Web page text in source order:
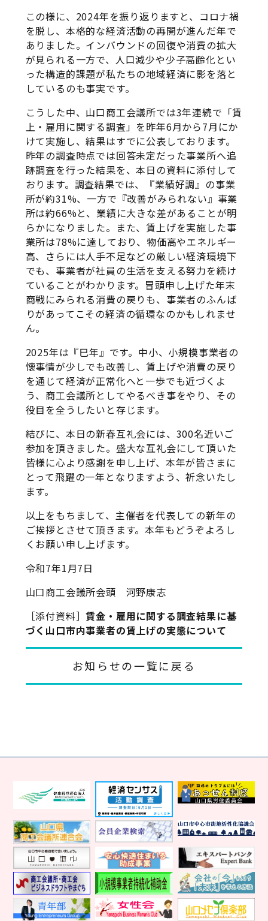
この様に、2024年を振り返りますと、コロナ禍
を脱し、本格的な経済活動の再開が進んだ年で
ありました。インバウンドの回復や消費の拡大
が見られる一方で、人口減少や少子高齢化とい
った構造的課題が私たちの地域経済に影を落と
しているのも事実です。
こうした中、山口商工会議所では3年連続で「賃
上・雇用に関する調査」を昨年6月から7月にか
けて実施し、結果はすでに公表しております。
昨年の調査時点では回答未定だった事業所へ追
跡調査を行った結果を、本日の資料に添付して
おります。調査結果では、『業績好調』の事業
所が約31%、一方で『改善がみられない』事業
所は約66%と、業績に大きな差があることが明
らかになりました。また、賃上げを実施した事
業所は78%に達しており、物価高やエネルギー
高、さらには人手不足などの厳しい経済環境下
でも、事業者が社員の生活を支える努力を続け
ていることがわかります。冒頭申し上げた年末
商戦にみられる消費の戻りも、事業者のふんば
りがあってこその経済の循環なのかもしれませ
ん。
2025年は『巳年』です。中小、小規模事業者の
懐事情が少しでも改善し、賃上げや消費の戻り
を通じて経済が正常化へと一歩でも近づくよ
う、商工会議所としてやるべき事をやり、その
役目を全うしたいと存じます。
結びに、本日の新春互礼会には、300名近いご
参加を頂きました。盛大な互礼会にして頂いた
皆様に心より感謝を申し上げ、本年が皆さまに
とって飛躍の一年となりますよう、祈念いたし
ます。
以上をもちまして、主催者を代表しての新年の
ご挨拶とさせて頂きます。本年もどうぞよろし
くお願い申し上げます。
令和7年1月7日
山口商工会議所会頭 河野康志
［添付資料］賃金・雇用に関する調査結果に基
づく山口市内事業者の賃上げの実態について
お知らせの一覧に戻る